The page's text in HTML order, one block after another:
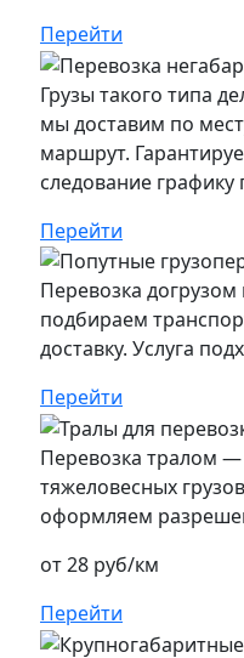
Перейти
Грузы такого типа
мы доставим по
маршрут.
следование
Перейти
Перевозка
подбираем
доставку. Услуга
Перейти
Перевозка тралом
тяжеловесных
оформляем
от 28 руб/км
Перейти